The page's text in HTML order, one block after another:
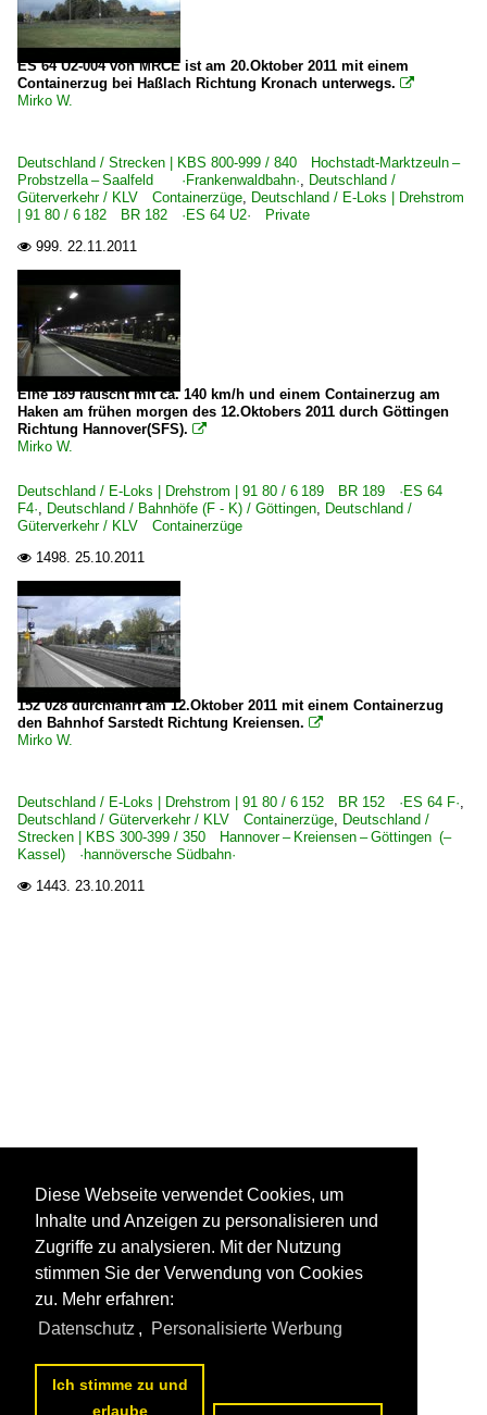
ES 64 U2-004 von MRCE ist am 20.Oktober 2011 mit einem
Containerzug bei Haßlach Richtung Kronach unterwegs. 
Mirko W.
Deutschland / Strecken | KBS 800-999 / 840 Hochstadt-Marktzeuln –
Probstzella – Saalfeld ·Frankenwaldbahn·, Deutschland /
Güterverkehr / KLV Containerzüge, Deutschland / E-Loks | Drehstrom
| 91 80 / 6 182 BR 182 ·ES 64 U2· Private
 999. 22.11.2011
Eine 189 rauscht mit ca. 140 km/h und einem Containerzug am
Haken am frühen morgen des 12.Oktobers 2011 durch Göttingen
Richtung Hannover(SFS). 
Mirko W.
Deutschland / E-Loks | Drehstrom | 91 80 / 6 189 BR 189 ·ES 64
F4·, Deutschland / Bahnhöfe (F - K) / Göttingen, Deutschland /
Güterverkehr / KLV Containerzüge
 1498. 25.10.2011
152 028 durchfährt am 12.Oktober 2011 mit einem Containerzug
den Bahnhof Sarstedt Richtung Kreiensen. 
Mirko W.
Deutschland / E-Loks | Drehstrom | 91 80 / 6 152 BR 152 ·ES 64 F·,
Deutschland / Güterverkehr / KLV Containerzüge, Deutschland /
Strecken | KBS 300-399 / 350 Hannover – Kreiensen – Göttingen (–
Kassel) ·hannöversche Südbahn·
 1443. 23.10.2011
Diese Webseite verwendet Cookies, um
Inhalte und Anzeigen zu personalisieren und
Zugriffe zu analysieren. Mit der Nutzung
stimmen Sie der Verwendung von Cookies
zu. Mehr erfahren:
Datenschutz , Personalisierte Werbung
Ich stimme zu und
erlaube